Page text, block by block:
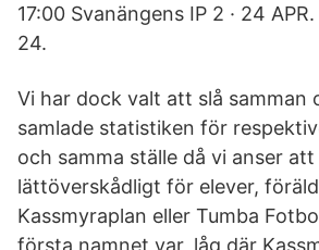
17:00 Svanängens IP 2 · 24
24.
Vi har dock valt att slå samman
samlade statistiken för
och samma ställe då vi anser
lättöverskådligt för elever,
Kassmyraplan eller Tumba
första namnet var, låg där